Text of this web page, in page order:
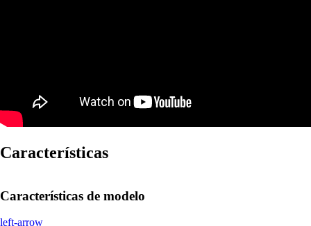
Características
Características de modelo
left-arrow